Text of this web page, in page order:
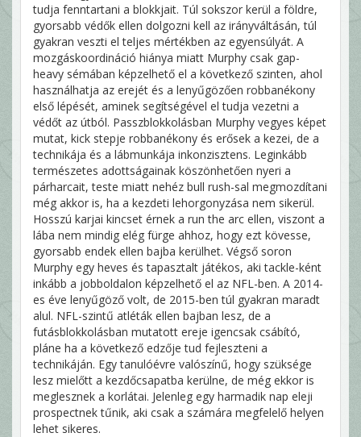
tudja fenntartani a blokkjait. Túl sokszor kerül a földre,
gyorsabb védők ellen dolgozni kell az irányváltásán, túl
gyakran veszti el teljes mértékben az egyensúlyát. A
mozgáskoordináció hiánya miatt Murphy csak gap-
heavy sémában képzelhető el a következő szinten, ahol
használhatja az erejét és a lenyűgözően robbanékony
első lépését, aminek segítségével el tudja vezetni a
védőt az útból. Passzblokkolásban Murphy vegyes képet
mutat, kick stepje robbanékony és erősek a kezei, de a
technikája és a lábmunkája inkonzisztens. Leginkább
természetes adottságainak köszönhetően nyeri a
párharcait, teste miatt nehéz bull rush-sal megmozdítani
még akkor is, ha a kezdeti lehorgonyzása nem sikerül.
Hosszú karjai kincset érnek a run the arc ellen, viszont a
lába nem mindig elég fürge ahhoz, hogy ezt kövesse,
gyorsabb endek ellen bajba kerülhet. Végső soron
Murphy egy heves és tapasztalt játékos, aki tackle-ként
inkább a jobboldalon képzelhető el az NFL-ben. A 2014-
es éve lenyűgöző volt, de 2015-ben túl gyakran maradt
alul. NFL-szintű atléták ellen bajban lesz, de a
futásblokkolásban mutatott ereje igencsak csábító,
pláne ha a következő edzője tud fejleszteni a
technikáján. Egy tanulóévre valószínű, hogy szüksége
lesz mielőtt a kezdőcsapatba kerülne, de még ekkor is
meglesznek a korlátai. Jelenleg egy harmadik nap eleji
prospectnek tűnik, aki csak a számára megfelelő helyen
lehet sikeres.